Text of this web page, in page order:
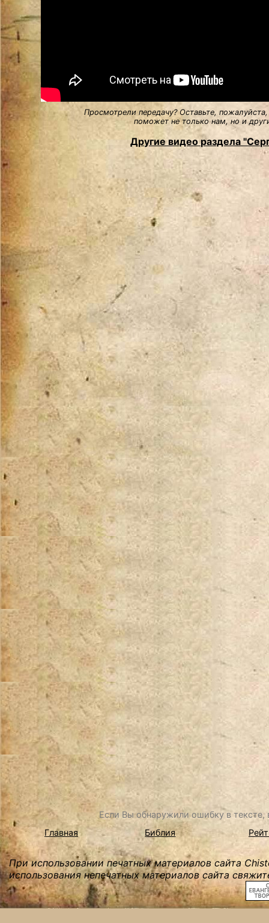
Просмотрели передачу? Оставьте,
поможет не только нам, но и
Другие видео раздела
Если Вы обнаружили ошибку в
Главная
Библия
При использовании печатных материалов сайта
использования непечатных материалов сайта